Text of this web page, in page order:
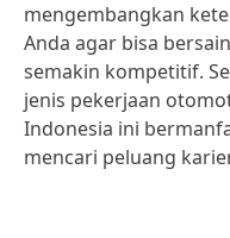
mengembangkan
Anda agar bisa
semakin kompetitif.
jenis pekerjaan
Indonesia ini
mencari peluang